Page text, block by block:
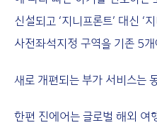
신설되고 ‘지니프론트’ 대신 ‘
사전좌석지정 구역을 기존 5
새로 개편되는 부가 서비스는
한편 진에어는 글로벌 해외 여